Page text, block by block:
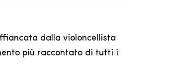
dalla violoncellista
più raccontato di tutti i